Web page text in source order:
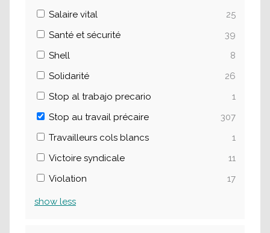
Salaire vital
25
Santé et sécurité
39
Shell
8
Solidarité
26
Stop al trabajo precario
1
Stop au travail précaire
307
Travailleurs cols blancs
1
Victoire syndicale
11
Violation
17
show less